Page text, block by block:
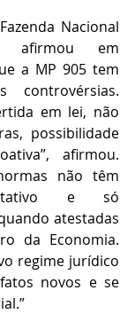
Nacional
afirmou em
a MP 905 tem
controvérsias.
em lei, não
possibilidade
afirmou.
não têm
e só
atestadas
da Economia.
regime jurídico
novos e se